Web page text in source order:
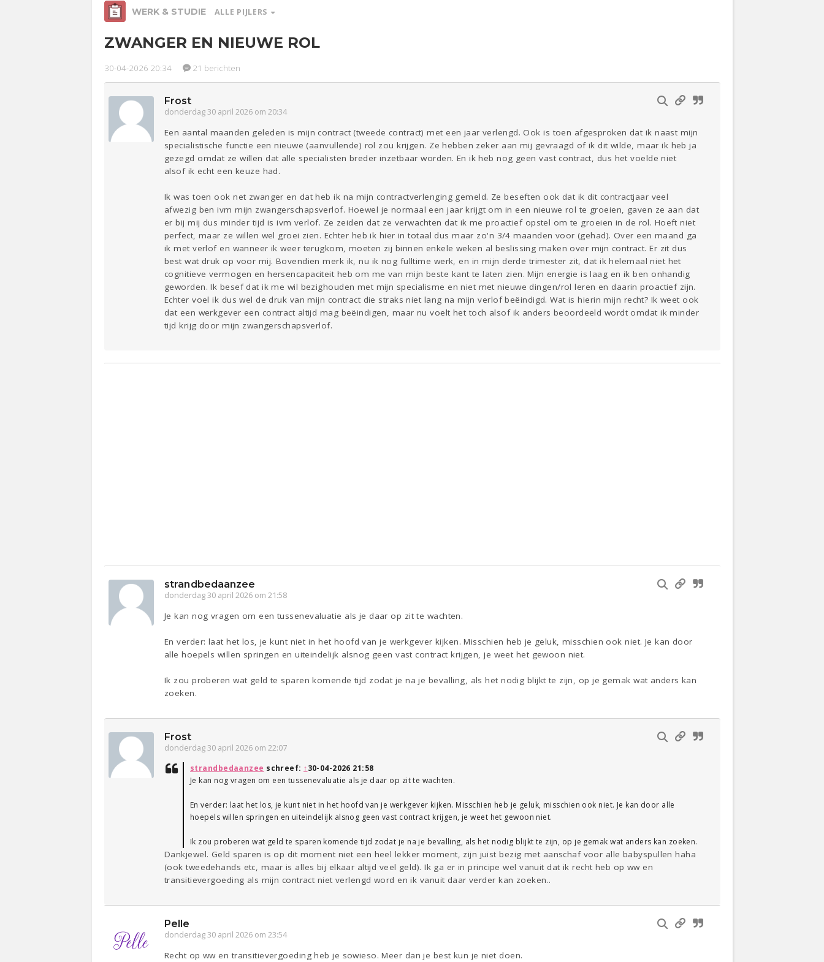
WERK & STUDIE ALLE PIJLERS
Entertainment Lijf & Lijn Kinderen
Sport Contact Viva zoekt Aangeboden Gevraagd Horen Doen Zien Lezen
ZWANGER EN NIEUWE ROL
30-04-2026 20:34 21 berichten
Frost
donderdag 30 april 2026 om 20:34
Een aantal maanden geleden is mijn contract (tweede contract) met een jaar verlengd. Ook is toen afgesproken dat ik naast mijn
specialistische functie een nieuwe (aanvullende) rol zou krijgen. Ze hebben zeker aan mij gevraagd of ik dit wilde, maar ik heb ja
gezegd omdat ze willen dat alle specialisten breder inzetbaar worden. En ik heb nog geen vast contract, dus het voelde niet
alsof ik echt een keuze had.
Ik was toen ook net zwanger en dat heb ik na mijn contractverlenging gemeld. Ze beseften ook dat ik dit contractjaar veel
afwezig ben ivm mijn zwangerschapsverlof. Hoewel je normaal een jaar krijgt om in een nieuwe rol te groeien, gaven ze aan dat
er bij mij dus minder tijd is ivm verlof. Ze zeiden dat ze verwachten dat ik me proactief opstel om te groeien in de rol. Hoeft niet
perfect, maar ze willen wel groei zien. Echter heb ik hier in totaal dus maar zo'n 3/4 maanden voor (gehad). Over een maand ga
ik met verlof en wanneer ik weer terugkom, moeten zij binnen enkele weken al beslissing maken over mijn contract. Er zit dus
best wat druk op voor mij. Bovendien merk ik, nu ik nog fulltime werk, en in mijn derde trimester zit, dat ik helemaal niet het
cognitieve vermogen en hersencapaciteit heb om me van mijn beste kant te laten zien. Mijn energie is laag en ik ben onhandig
geworden. Ik besef dat ik me wil bezighouden met mijn specialisme en niet met nieuwe dingen/rol leren en daarin proactief zijn.
Echter voel ik dus wel de druk van mijn contract die straks niet lang na mijn verlof beëindigd. Wat is hierin mijn recht? Ik weet ook
dat een werkgever een contract altijd mag beëindigen, maar nu voelt het toch alsof ik anders beoordeeld wordt omdat ik minder
tijd krijg door mijn zwangerschapsverlof.
strandbedaanzee
donderdag 30 april 2026 om 21:58
Je kan nog vragen om een tussenevaluatie als je daar op zit te wachten.
En verder: laat het los, je kunt niet in het hoofd van je werkgever kijken. Misschien heb je geluk, misschien ook niet. Je kan door
alle hoepels willen springen en uiteindelijk alsnog geen vast contract krijgen, je weet het gewoon niet.
Ik zou proberen wat geld te sparen komende tijd zodat je na je bevalling, als het nodig blijkt te zijn, op je gemak wat anders kan
zoeken.
Frost
donderdag 30 april 2026 om 22:07
strandbedaanzee schreef: ↑30-04-2026 21:58
Je kan nog vragen om een tussenevaluatie als je daar op zit te wachten.
En verder: laat het los, je kunt niet in het hoofd van je werkgever kijken. Misschien heb je geluk, misschien ook niet. Je kan door alle
hoepels willen springen en uiteindelijk alsnog geen vast contract krijgen, je weet het gewoon niet.
Ik zou proberen wat geld te sparen komende tijd zodat je na je bevalling, als het nodig blijkt te zijn, op je gemak wat anders kan zoeken.
Dankjewel. Geld sparen is op dit moment niet een heel lekker moment, zijn juist bezig met aanschaf voor alle babyspullen haha
(ook tweedehands etc, maar is alles bij elkaar altijd veel geld). Ik ga er in principe wel vanuit dat ik recht heb op ww en
transitievergoeding als mijn contract niet verlengd word en ik vanuit daar verder kan zoeken..
Pelle
donderdag 30 april 2026 om 23:54
Recht op ww en transitievergoeding heb je sowieso. Meer dan je best kun je niet doen.